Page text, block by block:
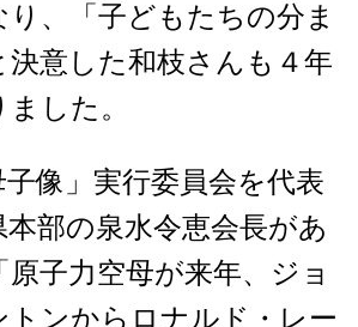
、「子どもたちの分ま
決意した和枝さんも４年
した。
像」実行委員会を代表
本部の泉水令恵会長があ
子力空母が来年、ジョ
トンからロナルド・レー